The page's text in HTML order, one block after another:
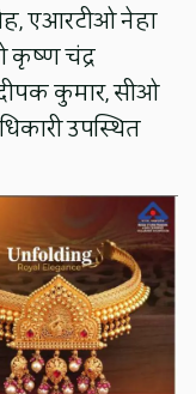
एआरटीओ नेहा
कृष्ण चंद्र
दीपक कुमार, सीओ
उपस्थित